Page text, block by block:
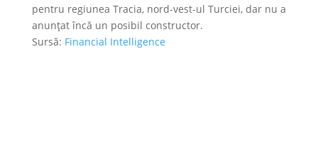
pentru regiunea Tracia, nord-vest-ul Turciei, dar nu a
anunţat încă un posibil constructor.
Sursă: Financial Intelligence